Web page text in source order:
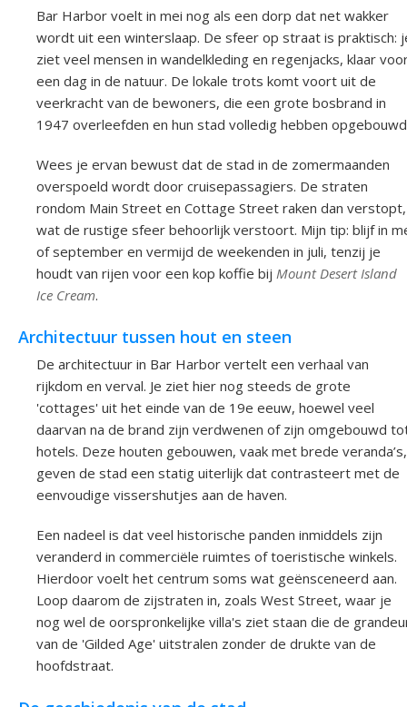
Bar Harbor voelt in mei nog als een dorp dat net wakker
wordt uit een winterslaap. De sfeer op straat is praktisch:
ziet veel mensen in wandelkleding en regenjacks, klaar
een dag in de natuur. De lokale trots komt voort uit de
veerkracht van de bewoners, die een grote bosbrand in
1947 overleefden en hun stad volledig hebben
Wees je ervan bewust dat de stad in de zomermaanden
overspoeld wordt door cruisepassagiers. De straten
rondom Main Street en Cottage Street raken dan verstopt,
wat de rustige sfeer behoorlijk verstoort. Mijn tip: blijf in
of september en vermijd de weekenden in juli, tenzij je
houdt van rijen voor een kop koffie bij Mount Desert Island
Ice Cream.
Architectuur tussen hout en steen
De architectuur in Bar Harbor vertelt een verhaal van
rijkdom en verval. Je ziet hier nog steeds de grote
'cottages' uit het einde van de 19e eeuw, hoewel veel
daarvan na de brand zijn verdwenen of zijn omgebouwd
hotels. Deze houten gebouwen, vaak met brede veranda’s,
geven de stad een statig uiterlijk dat contrasteert met de
eenvoudige vissershutjes aan de haven.
Een nadeel is dat veel historische panden inmiddels zijn
veranderd in commerciële ruimtes of toeristische winkels.
Hierdoor voelt het centrum soms wat geënsceneerd aan.
Loop daarom de zijstraten in, zoals West Street, waar je
nog wel de oorspronkelijke villa's ziet staan die de
van de 'Gilded Age' uitstralen zonder de drukte van de
hoofdstraat.